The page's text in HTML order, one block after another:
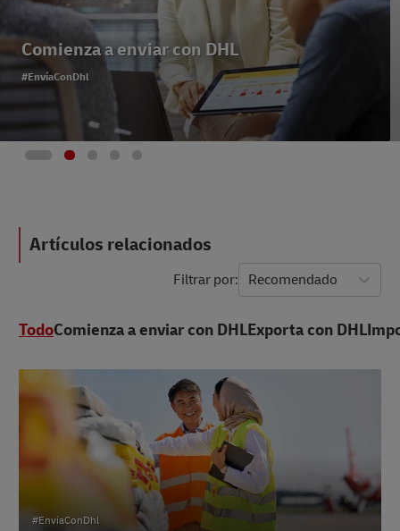
Exporta con DHL
#EnvíaConDhl
Artículos relacionados
Filtrar por Recomendado
TodoComienza a enviar con DHLExporta con DHL
#EnvíaConDhl